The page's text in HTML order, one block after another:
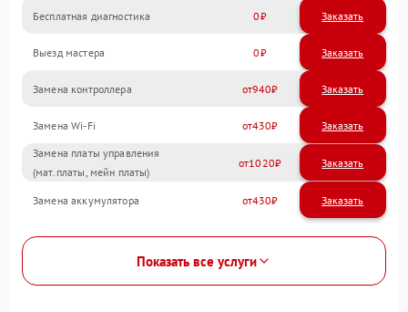
Бесплатная диагностика 0 Заказать
Выезд мастера 0 Заказать
Замена контроллера 940
Замена Wi-Fi 430
Замена платы управления
(мат.платы, мейн платы)
1020
Замена аккумулятора 430
Показать все услуги